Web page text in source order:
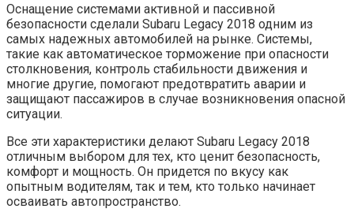
Оснащение системами активной и пассивной
безопасности сделали Subaru Legacy 2018 одним из
самых надежных автомобилей на рынке. Системы,
такие как автоматическое торможение при опасности
столкновения, контроль стабильности движения и
многие другие, помогают предотвратить аварии и
защищают пассажиров в случае возникновения опасной
ситуации.
Все эти характеристики делают Subaru Legacy 2018
отличным выбором для тех, кто ценит безопасность,
комфорт и мощность. Он придется по вкусу как
опытным водителям, так и тем, кто только начинает
осваивать автопространство.